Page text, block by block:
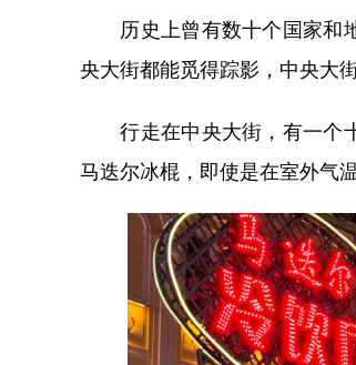
历史上曾有数十个国家和地
央大街都能觅得踪影，中央大
行走在中央大街，有一个十
马迭尔冰棍，即使是在室外气